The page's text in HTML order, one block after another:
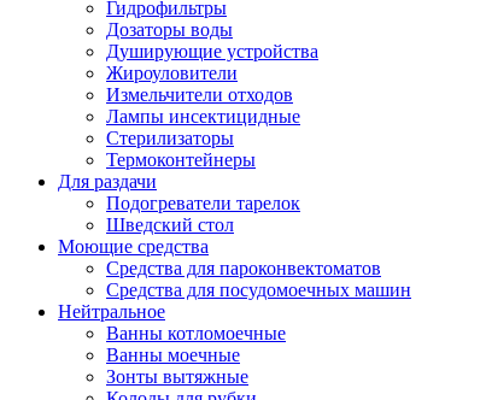
Гидрофильтры
Дозаторы воды
Душирующие устройства
Жироуловители
Измельчители отходов
Лампы инсектицидные
Стерилизаторы
Термоконтейнеры
Для раздачи
Подогреватели тарелок
Шведский стол
Моющие средства
Средства для пароконвектоматов
Средства для посудомоечных машин
Нейтральное
Ванны котломоечные
Ванны моечные
Зонты вытяжные